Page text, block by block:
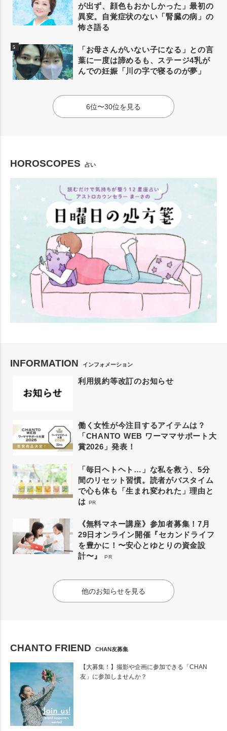
が出ず、顔色もおかしかった」最初の
異変。自覚症状のない「腎臓の病」の
怖さ語る
「お母さんがいない子になる」との言
葉に一度は諦めるも、ステージ4乳が
んでの妊娠「川の字で寝るのが夢」
6位〜30位を見る
HOROSCOPES 占い
INFORMATION インフォメーション
利用規約等改訂のお知らせ
働く女性が今注目するアイテムは？
「CHANTO WEB ワーママサポート大
賞2026」発表！
「毎日ヘトヘト…」な私を救う、5分
間のリセット習慣。読者がバスタイム
で心も体も「生まれ変われた」理由と
は PR
《無料マネー講座》参加者募集！7月
29日オンライン開催『セカンドライフ
を豊かに！〜安心とゆとりの資金設
計〜』
PR
他のお知らせを見る
CHANTO FRIEND CHAN友募集
【大募集！】撮影や企画に参加できる「CHAN
友」に参加しませんか？